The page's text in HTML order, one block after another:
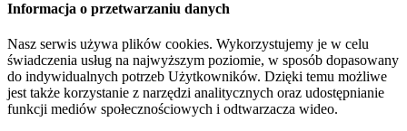
Informacja o przetwarzaniu danych
Nasz serwis używa plików cookies. Wykorzystujemy je w celu
świadczenia usług na najwyższym poziomie, w sposób dopasowany
do indywidualnych potrzeb Użytkowników. Dzięki temu możliwe
jest także korzystanie z narzędzi analitycznych oraz udostępnianie
funkcji mediów społecznościowych i odtwarzacza wideo.